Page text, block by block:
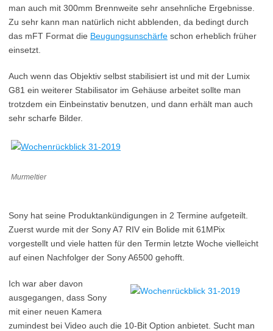
man auch mit 300mm Brennweite sehr ansehnliche Ergebnisse.
Zu sehr kann man natürlich nicht abblenden, da bedingt durch
das mFT Format die Beugungsunschärfe schon erheblich früher
einsetzt.
Auch wenn das Objektiv selbst stabilisiert ist und mit der Lumix
G81 ein weiterer Stabilisator im Gehäuse arbeitet sollte man
trotzdem ein Einbeinstativ benutzen, und dann erhält man auch
sehr scharfe Bilder.
Murmeltier
Sony hat seine Produktankündigungen in 2 Termine aufgeteilt.
Zuerst wurde mit der Sony A7 RIV ein Bolide mit 61MPix
vorgestellt und viele hatten für den Termin letzte Woche vielleicht
auf einen Nachfolger der Sony A6500 gehofft.
Ich war aber davon
ausgegangen, dass Sony
mit einer neuen Kamera
zumindest bei Video auch die 10-Bit Option anbietet. Sucht man